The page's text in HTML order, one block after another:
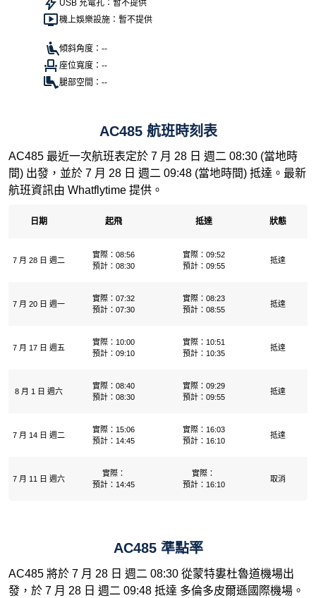
USB 充電孔：暫不提供
機上娛樂設施：暫不提供
傾斜角度：--
座位寬度：--
腿部空間：--
AC485 航班時刻表
AC485 最近一次航班表定於 7 月 28 日 週二 08:30 (當地時
間) 出發，並於 7 月 28 日 週二 09:48 (當地時間) 抵達。最新
航班資訊由 Whatflytime 提供。
日期 起飛 抵達 狀態
7 月 28 日 週二
實際：08:56
預計：08:30
實際：09:52
預計：09:55
抵達
7 月 20 日 週一
實際：07:32
預計：07:30
實際：08:23
預計：08:55
抵達
7 月 17 日 週五
實際：10:00
預計：09:10
實際：10:51
預計：10:35
抵達
8 月 1 日 週六
實際：08:40
預計：08:30
實際：09:29
預計：09:55
抵達
7 月 14 日 週二
實際：15:06
預計：14:45
實際：16:03
預計：16:10
抵達
7 月 11 日 週六
實際：
預計：14:45
實際：
預計：16:10
取消
AC485 準點率
AC485 將於 7 月 28 日 週二 08:30 從蒙特婁杜魯道機場出
發，於 7 月 28 日 週二 09:48 抵達 多倫多皮爾遜國際機場。